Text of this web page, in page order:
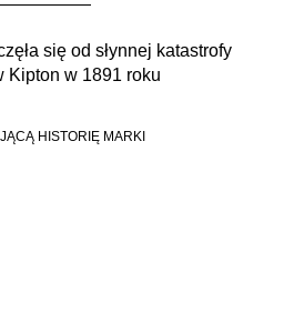
się od słynnej katastrofy
Kipton w 1891 roku
HISTORIĘ MARKI